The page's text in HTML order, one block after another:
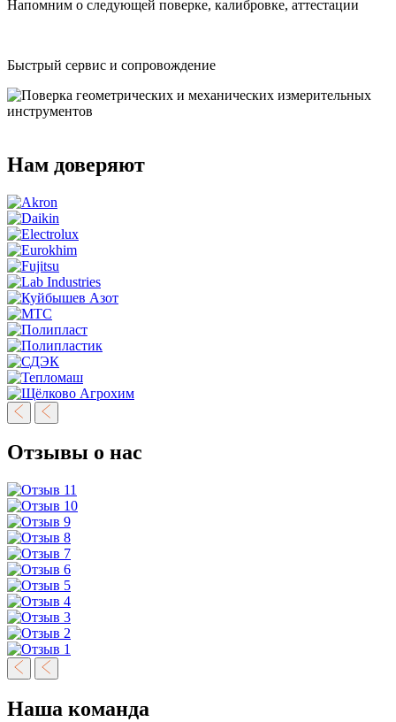
Напомним о следующей поверке, калибровке, аттестации
Быстрый сервис и сопровождение
Нам доверяют
Отзывы о нас
Наша команда